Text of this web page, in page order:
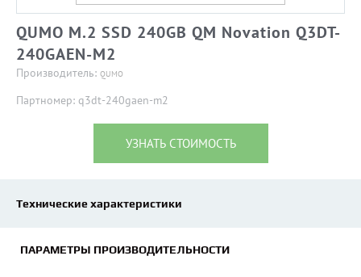
QUMO M.2 SSD 240GB QM Novation Q3DT-
240GAEN-M2
Производитель: QUMO
Партномер: q3dt-240gaen-m2
УЗНАТЬ СТОИМОСТЬ
Технические характеристики
ПАРАМЕТРЫ ПРОИЗВОДИТЕЛЬНОСТИ